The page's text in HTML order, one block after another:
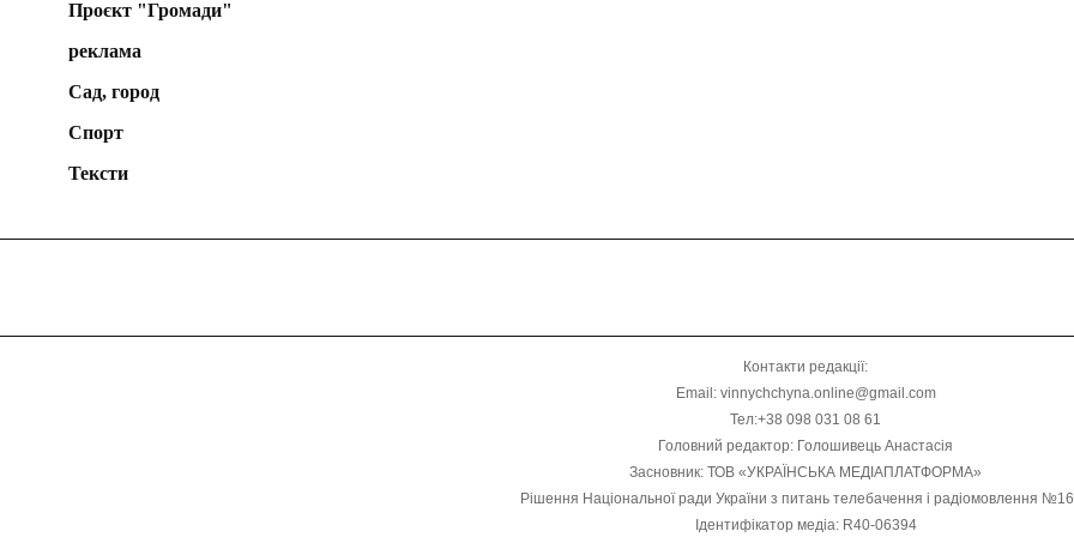
Проєкт "Громади"
реклама
Сад, город
Спорт
Тексти
Контакти редакції:
Email: vinnychchyna.online@gmail.com
Тел:+38 098 031 08 61
Головний редактор: Голошивець Анастасія
Засновник: ТОВ «УКРАЇНСЬКА МЕДІАПЛАТФОРМА»
Рішення Національної ради України з питань телебачення і радіомовлення
Ідентифікатор медіа: R40-06394